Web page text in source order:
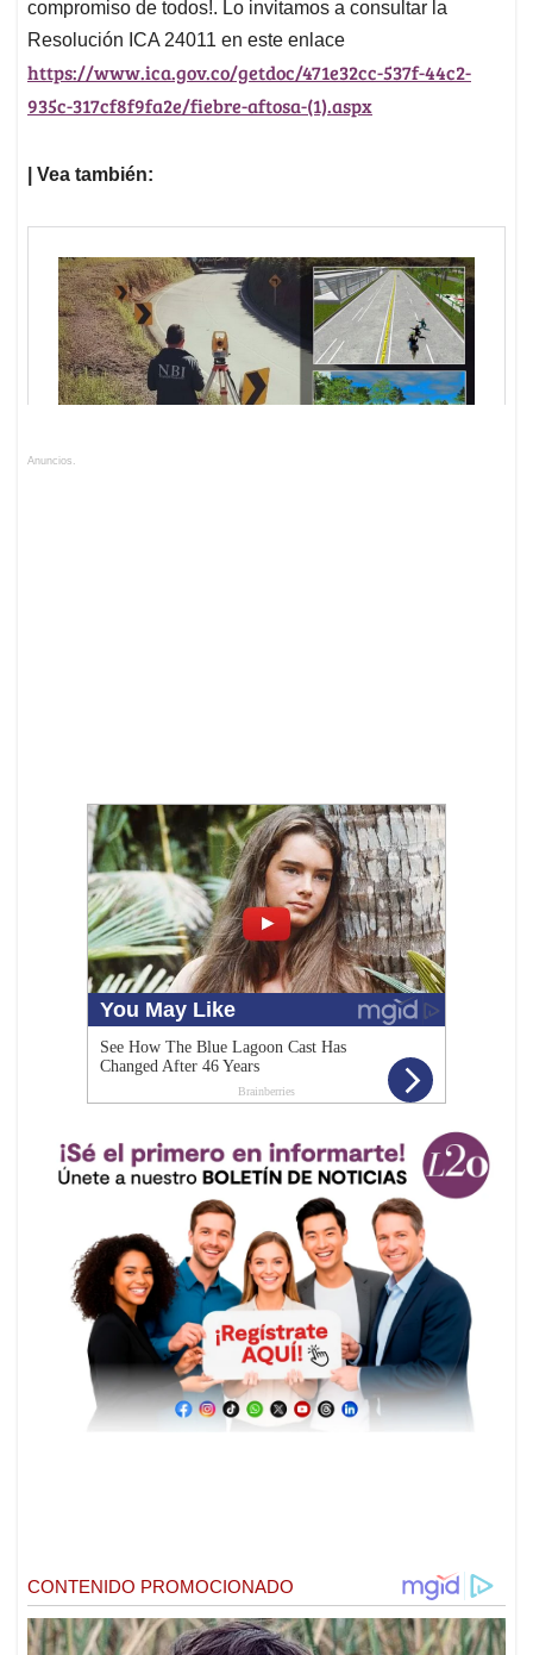
compromiso de todos!. Lo invitamos a consultar la
Resolución ICA 24011 en este enlace
https://www.ica.gov.co/getdoc/471e32cc-537f-44c2-
935c-317cf8f9fa2e/fiebre-aftosa-(1).aspx
| Vea también:
Anuncios.